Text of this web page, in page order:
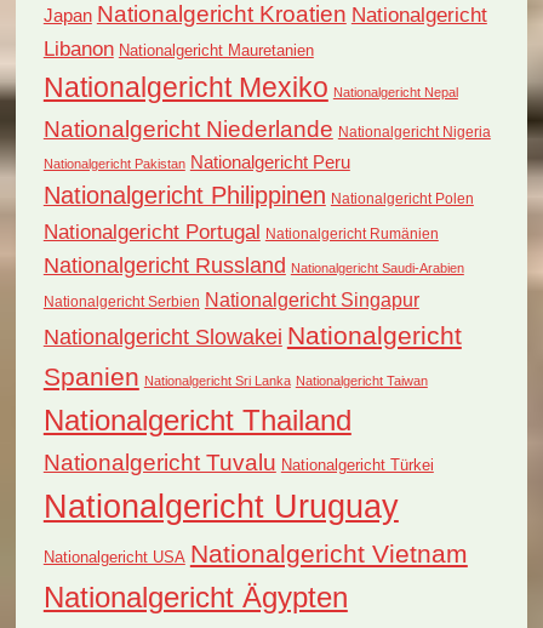
Japan Nationalgericht Kroatien Nationalgericht
Libanon Nationalgericht Mauretanien
Nationalgericht Mexiko Nationalgericht Nepal
Nationalgericht Niederlande Nationalgericht Nigeria
Nationalgericht Pakistan Nationalgericht Peru
Nationalgericht Philippinen Nationalgericht Polen
Nationalgericht Portugal Nationalgericht Rumänien
Nationalgericht Russland Nationalgericht Saudi-Arabien
Nationalgericht Serbien Nationalgericht Singapur
Nationalgericht Slowakei Nationalgericht
Spanien Nationalgericht Sri Lanka Nationalgericht Taiwan
Nationalgericht Thailand
Nationalgericht Tuvalu Nationalgericht Türkei
Nationalgericht Uruguay
Nationalgericht USA Nationalgericht Vietnam
Nationalgericht Ägypten